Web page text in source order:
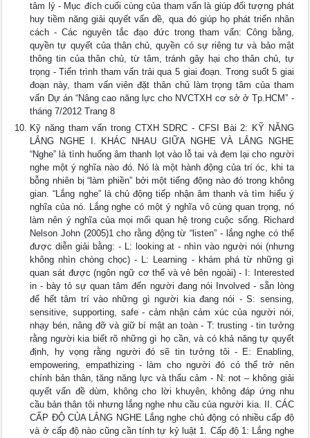
tâm lý - Mục đích cuối cùng của tham vấn là giúp đối tượng phát
huy tiềm năng giải quyết vấn đề, qua đó giúp họ phát triển nhân
cách - Các nguyên tắc đạo đức trong tham vấn: Công bằng,
quyền tự quyết của thân chủ, quyền có sự riêng tư và bảo mật
thông tin của thân chủ, từ tâm, tránh gây hại cho thân chủ, tự
trọng - Tiến trình tham vấn trải qua 5 giai đoạn. Trong suốt 5 giai
đoạn này, tham vấn viên đặt thân chủ làm trọng tâm của tham
vấn Dự án “Nâng cao năng lực cho NVCTXH cơ sở ở Tp.HCM” -
tháng 7/2012 Trang 8
Kỹ năng tham vấn trong CTXH SDRC - CFSI Bài 2: KỸ NĂNG
LẮNG NGHE I. KHÁC NHAU GIỮA NGHE VÀ LẮNG NGHE
“Nghe” là tình huống âm thanh lọt vào lỗ tai và đem lại cho người
nghe một ý nghĩa nào đó. Nó là một hành động của trí óc, khi ta
bỗng nhiên bị “làm phiền” bởi một tiếng động nào đó trong không
gian. “Lắng nghe” là chủ động tiếp nhận âm thanh và tìm hiểu ý
nghĩa của nó. Lắng nghe có một ý nghĩa vô cùng quan trọng, nó
làm nên ý nghĩa của mọi mối quan hệ trong cuộc sống. Richard
Nelson John (2005)1 cho rằng động từ “listen” - lắng nghe có thể
được diễn giải bằng: - L: looking at - nhìn vào người nói (nhưng
không nhìn chòng chọc) - L: Learning - khám phá từ những gì
quan sát được (ngôn ngữ cơ thể và vẻ bên ngoài) - I: Interested
in - bày tỏ sự quan tâm đến người đang nói Involved - sẵn lòng
để hết tâm trí vào những gì người kia đang nói - S: sensing,
sensitive, supporting, safe - cảm nhận cảm xúc của người nói,
nhạy bén, nâng đỡ và giữ bí mật an toàn - T: trusting - tin tưởng
rằng người kia biết rõ những gì họ cần, và có khả năng tự quyết
định, hy vọng rằng người đó sẽ tin tưởng tôi - E: Enabling,
empowering, empathizing - làm cho người đó có thể trở nên
chính bản thân, tăng năng lực và thấu cảm - N: not – không giải
quyết vấn đề dùm, không cho lời khuyên, không đáp ứng nhu
cầu bản thân tôi nhưng lắng nghe nhu cầu của người kia. II. CÁC
CẤP ĐỘ CỦA LẮNG NGHE Lắng nghe chủ động có nhiều cấp độ
và ở cấp độ nào cũng cần tính tự kỷ luật 1. Cấp độ 1: Lắng nghe